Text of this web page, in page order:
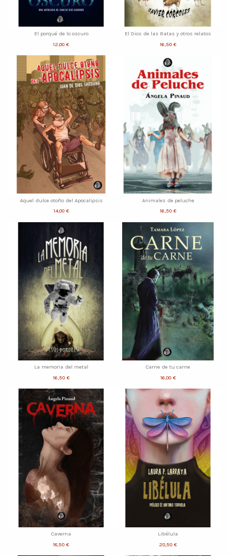
El porqué de lo oscuro
12,00 €
El Dios de las Ratas y otros relatos
16,50 €
Aquel dulce otoño del Apocalipsis
14,00 €
Animales de peluche
16,50 €
La memoria del metal
16,50 €
Carne de tu carne
16,00 €
Caverna
18,50 €
Libélula
20,50 €